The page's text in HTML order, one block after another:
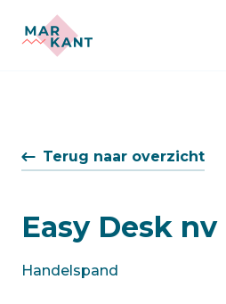
Terug naar overzicht
Easy Desk nv
Handelspand